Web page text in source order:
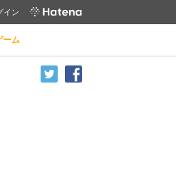
イン
ーム